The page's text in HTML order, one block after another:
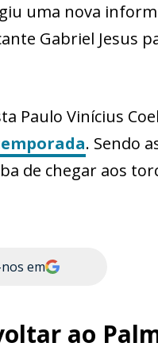
uma nova
Gabriel Jesus
Paulo Vinícius
. Sendo
de chegar aos
em
ao